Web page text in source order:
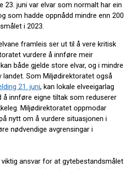
23. juni var elvar som normalt har ein
som hadde oppnådd mindre enn 200
i 2023.
framleis ser ut til å vere kritisk
vurdere å innføre meir
både gjelde store elvar, og i mindre
landet. Som Miljødirektoratet også
21. juni, kan lokale elveeigarlag
å innføre eigne tiltak som reduserer
Miljødirektoratet oppmodar
nytt om å vurdere situasjonen i
nødvendige avgrensingar i
ansvar for at gytebestandsmålet